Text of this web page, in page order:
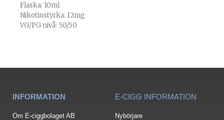
Flaska: 10ml
Nikotinstyrka: 12mg
VG/PG nivå: 50/50
INFORMATION
Om E-ciggbolaget AB
E-CIGG INFORMATION
Nybörjare